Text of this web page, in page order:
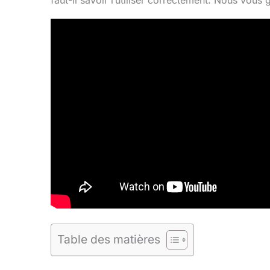
Table des matières